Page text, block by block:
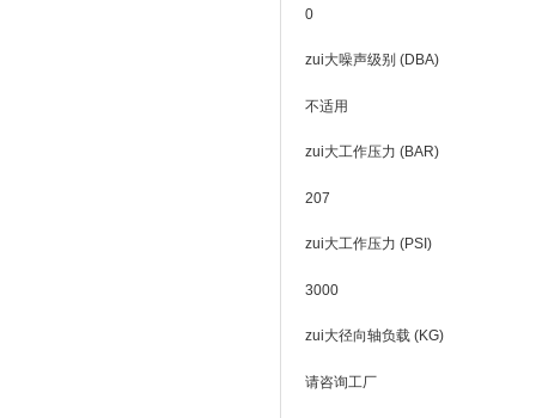
0
zui大噪声级别 (DBA)
不适用
zui大工作压力 (BAR)
207
zui大工作压力 (PSI)
3000
zui大径向轴负载 (KG)
请咨询工厂